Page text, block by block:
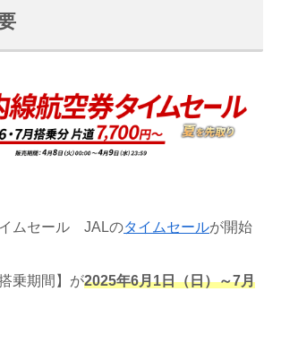
ムセール JALのタイムセールが開始
乗期間】が2025年6月1日（日）～7月